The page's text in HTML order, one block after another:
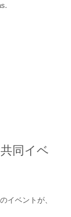
共同イベ
イベントが、